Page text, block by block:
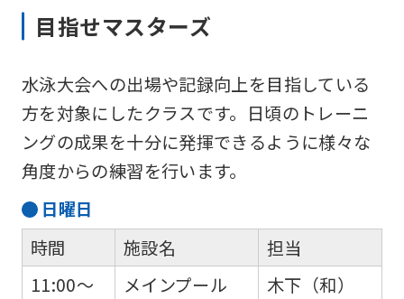
目指せマスターズ
水泳大会への出場や記録向上を目指している
方を対象にしたクラスです。日頃のトレーニ
ングの成果を十分に発揮できるように様々な
角度からの練習を行います。
日曜日
時間
11:00～
施設名
メインプール
担当
木下（和）
website
be
translated
mechanically,
so
be